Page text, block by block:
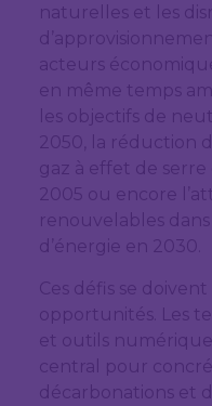
naturelles et les
acteurs
en même temps
les objectifs de
2050, la réduction
gaz à effet de serre
2005 ou encore
renouvelables
d’énergie en 2030.
Ces défis se
opportunités. Les
et outils
central pour
décarbonations et